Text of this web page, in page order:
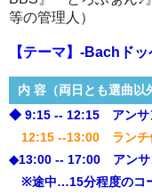
等の管理人）
【テーマ】 -Bachドッ
内 容（両日とも選曲以
◆ 9:15 -- 12:15 アンサ
12:15 --13:00 ランチ
◆13:00 -- 17:00 アンサ
※途中…15分程度のコ